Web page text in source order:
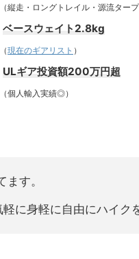
走・ロングトレイル・源流タープ
ベースウェイト2.8kg
現在のギアリスト ）
ULギア投資額200万円超
人輸入実績◎）
す。
に身軽に自由にハイク